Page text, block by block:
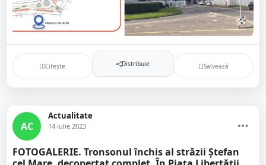
Citește Distribuie Salvează
AC
Actualitate
14 iulie 2023
FOTOGALERIE. Tronsonul închis al străzii Ștefan